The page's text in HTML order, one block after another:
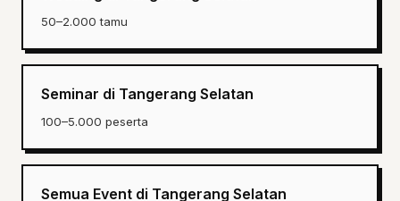
50–2.000 tamu
Seminar di Tangerang Selatan
100–5.000 peserta
Semua Event di Tangerang Selatan